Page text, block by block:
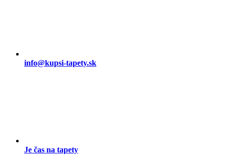
info@kupsi-tapety.sk
Je čas na tapety